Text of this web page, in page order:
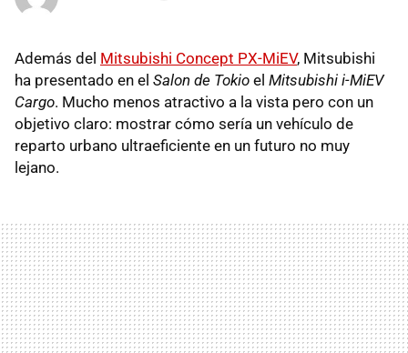
Además del Mitsubishi Concept PX-MiEV, Mitsubishi
ha presentado en el Salon de Tokio el Mitsubishi i-MiEV
Cargo. Mucho menos atractivo a la vista pero con un
objetivo claro: mostrar cómo sería un vehículo de
reparto urbano ultraeficiente en un futuro no muy
lejano.